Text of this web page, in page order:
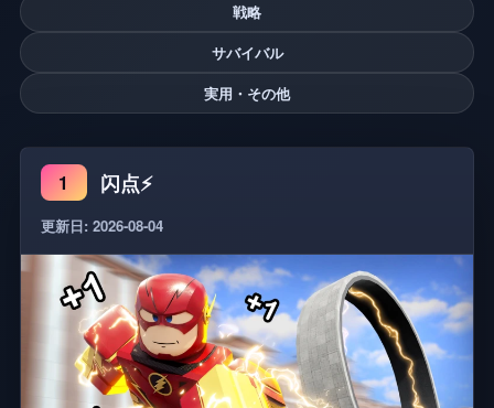
戦略
サバイバル
実用・その他
1 闪点⚡
更新日: 2026-08-04